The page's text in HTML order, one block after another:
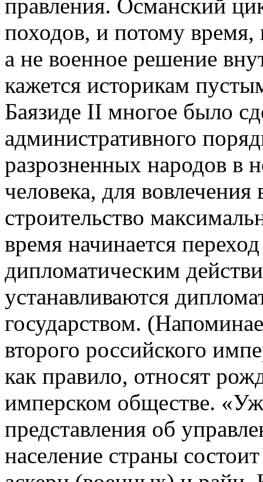
правления. Османский
походов, и потому время,
а не военное решение
кажется историкам
Баязиде II многое было
административного
разрозненных народов в
человека, для вовлечения
строительство
время начинается
дипломатическим
устанавливаются
государством.
второго российского
как правило, относят
имперском обществе.
представления об
население страны